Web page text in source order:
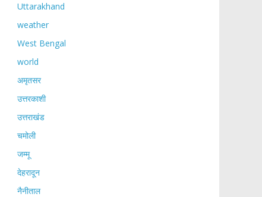
Uttarakhand
weather
West Bengal
world
अमृतसर
उत्तरकाशी
उत्तराखंड
चमोली
जम्मू
देहरादून
नैनीताल